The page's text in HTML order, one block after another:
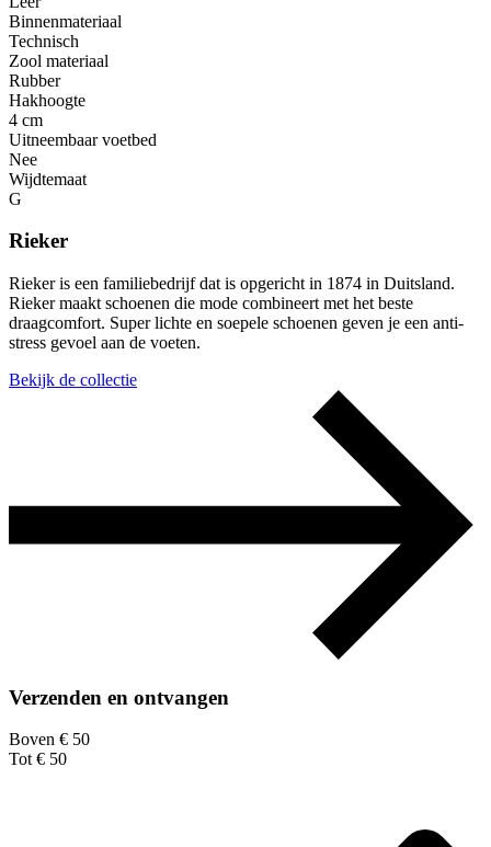
Binnenmateriaal
Technisch
Zool materiaal
Rubber
Hakhoogte
4 cm
Uitneembaar voetbed
Nee
Wijdtemaat
G
Rieker
Rieker is een familiebedrijf dat is opgericht in 1874 in Duitsland.
Rieker maakt schoenen die mode combineert met het beste
draagcomfort. Super lichte en soepele schoenen geven je een anti-
stress gevoel aan de voeten.
Bekijk de collectie
Verzenden en ontvangen
Boven € 50
Tot € 50